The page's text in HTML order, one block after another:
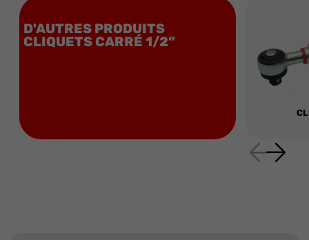
D'AUTRES PRODUITS
CLIQUETS CARRÉ 1/2”